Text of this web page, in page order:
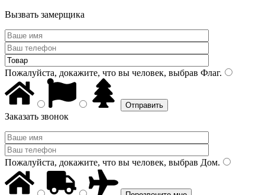
Вызвать замерщика
Пожалуйста, докажите, что вы человек, выбрав Флаг.
Заказать звонок
Пожалуйста, докажите, что вы человек, выбрав Дом.